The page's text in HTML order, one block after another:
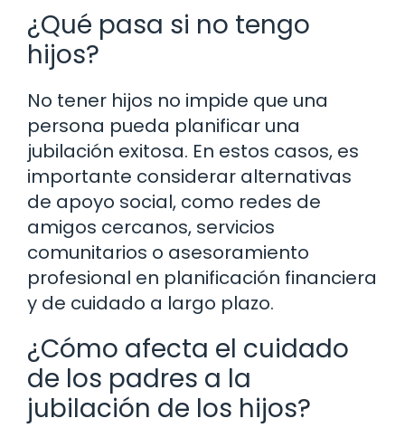
¿Qué pasa si no tengo
hijos?
No tener hijos no impide que una
persona pueda planificar una
jubilación exitosa. En estos casos, es
importante considerar alternativas
de apoyo social, como redes de
amigos cercanos, servicios
comunitarios o asesoramiento
profesional en planificación financiera
y de cuidado a largo plazo.
¿Cómo afecta el cuidado
de los padres a la
jubilación de los hijos?